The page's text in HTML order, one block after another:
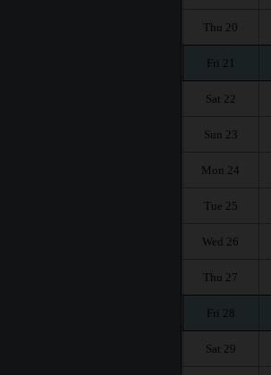
Thu 20
Fri 21
Sat 22
Sun 23
Mon 24
Tue 25
Wed 26
Thu 27
Fri 28
Sat 29